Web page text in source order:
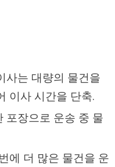
사는 대량의 물건을
이사 시간을 단축.
포장으로 운송 중 물
에 더 많은 물건을 운